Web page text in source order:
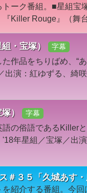
ーク番組。■星組宝
Killer Rouge』（舞台
・宝塚） 字幕
作品をちりばめ、“
出演：紅ゆずる、綺
） 字幕
語の俗語であるKiller
年星組／宝塚／出
＃３５「久城あす・
紹介する番組。今回